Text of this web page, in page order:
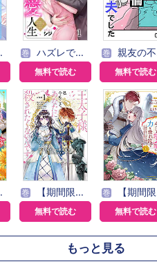
巻 ハズレではじまる溺愛人生～仕組まれた恋の相手はハイスぺ社長
無料で読む
巻 親友の不倫相手は、夫でした【単話版】
無料で読む
巻 【期間限定 無料お試し版】王太子様、私今度こそあなたに殺されたくないんです！ ～聖女に嵌められた貧乏令嬢、二度目は串刺し回避します！～ 分冊版
無料で読む
巻 【期間限定 無料お試し版】無自覚聖女は今日も無意識に力を垂れ流す ～公爵家の落ちこぼれ令嬢、嫁ぎ先で幸せを掴み取る～
無料で読む
もっと見る